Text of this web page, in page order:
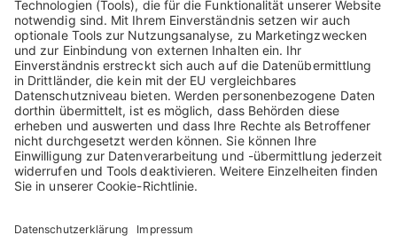
Investor Relations
Weitere Informationen